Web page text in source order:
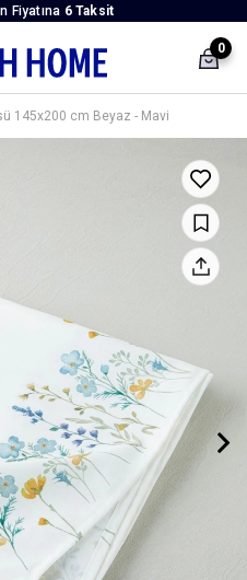
Fiyatına 6 Taksit
0
145x200 cm Beyaz - Mavi